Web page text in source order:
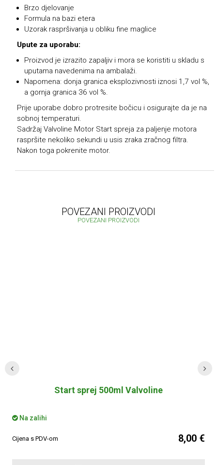
Brzo djelovanje
Formula na bazi etera
Uzorak raspršivanja u obliku fine maglice
Upute za uporabu:
Proizvod je izrazito zapaljiv i mora se koristiti u skladu s
uputama navedenima na ambalaži.
Napomena: donja granica eksplozivnosti iznosi 1,7 vol %,
a gornja granica 36 vol %.
Prije uporabe dobro protresite bočicu i osigurajte da je na
sobnoj temperaturi.
Sadržaj Valvoline Motor Start spreja za paljenje motora
raspršite nekoliko sekundi u usis zraka zračnog filtra.
Nakon toga pokrenite motor.
POVEZANI PROIZVODI
POVEZANI PROIZVODI
Start sprej 500ml Valvoline
Na zalihi
Cijena s PDV-om 8,00 €